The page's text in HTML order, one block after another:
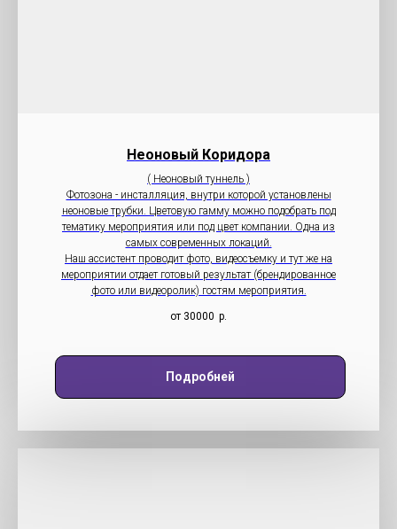
Неоновый Коридора
( Неоновый туннель )
Фотозона - инсталляция, внутри которой установлены
неоновые трубки. Цветовую гамму можно подобрать под
тематику мероприятия или под цвет компании. Одна из
самых современных локаций.
Наш ассистент проводит фото, видеосъемку и тут же на
мероприятии отдает готовый результат (брендированное
фото или видеоролик) гостям мероприятия.
от 30000 р.
Подробней